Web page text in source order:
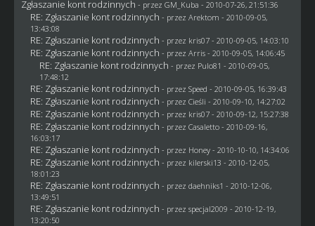
Zgłaszanie kont rodzinnych - przez GM_Kuba - 2010-07-26, 21:51:36
RE: Zgłaszanie kont rodzinnych - przez Arektom - 2010-09-05,
13:43:08
RE: Zgłaszanie kont rodzinnych - przez kris07- 2010-09-05, 14:03:10
RE: Zgłaszanie kont rodzinnych - przez Arris - 2010-09-05, 14:06:45
RE: Zgłaszanie kont rodzinnych - przez Pulo81 - 2010-09-05,
17:48:12
RE: Zgłaszanie kont rodzinnych - przez Speed - 2010-09-05, 16:39:43
RE: Zgłaszanie kont rodzinnych - przez Cieśli - 2010-09-10, 14:27:02
RE: Zgłaszanie kont rodzinnych - przez kris07- 2010-09-12, 15:27:38
RE: Zgłaszanie kont rodzinnych - przez Casaletto- 2010-09-16,
16:03:17
RE: Zgłaszanie kont rodzinnych - przez Honey- 2010-10-10, 14:34:06
RE: Zgłaszanie kont rodzinnych - przez kilerski13 - 2010-12-05,
18:01:23
RE: Zgłaszanie kont rodzinnych - przez daehniks1 - 2010-12-06,
13:49:51
RE: Zgłaszanie kont rodzinnych - przez specjal2009 - 2010-12-19,
13:20:50